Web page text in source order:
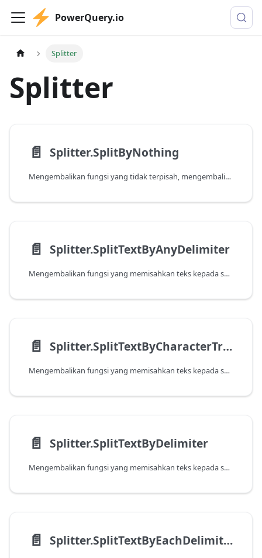
PowerQuery.io
Splitter
Splitter
📄️ Splitter.SplitByNothing
Mengembalikan fungsi yang tidak terpisah, mengembalikan argumennya sebagai senarai unsur tunggal.
📄️ Splitter.SplitTextByAnyDelimiter
Mengembalikan fungsi yang memisahkan teks kepada senarai teks pada sebarang pemisah yang ditentukan.
📄️ Splitter.SplitTextByCharacterTransition
Mengembalikan fungsi yang memisahkan teks kepada senarai teks menurut transisi daripada satu jenis aksara kepada yang lain. Parameter \{0\} dan \{1\} boleh sama ada senarai aksara atau fungsi yang mengambil aksara dan mengembalikan benar/palsu.
📄️ Splitter.SplitTextByDelimiter
Mengembalikan fungsi yang memisahkan teks kepada senarai teks menurut pemisah yang ditentukan.
📄️ Splitter.SplitTextByEachDelimiter